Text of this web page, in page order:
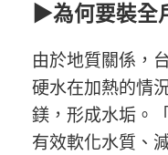
▶為何要裝全
由於地質關係，
硬水在加熱的情
鎂，形成水垢。
有效軟化水質、